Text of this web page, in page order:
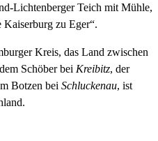
Lichtenberger Teich mit Mühle,
Kaiserburg zu Eger“.
Kreis, das Land zwischen
Schöber bei Kreibitz, der
Botzen bei Schluckenau, ist